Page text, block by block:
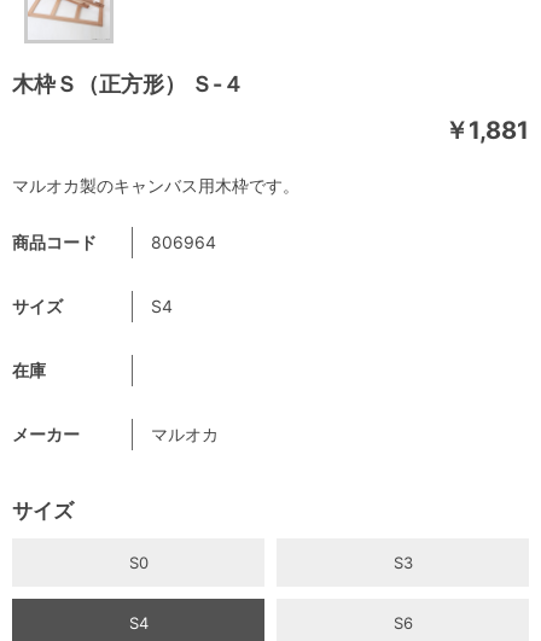
木枠Ｓ（正方形） Ｓ-４
￥1,881
商品コード 806964
サイズ S4
在庫
メーカー マルオカ
サイズ
S0 S3
S4 S6
マルオカ製のキャンバス用木枠です。